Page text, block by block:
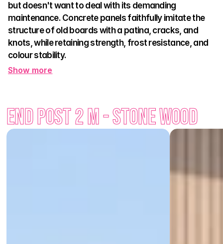
but doesn't want to deal with its demanding
maintenance. Concrete panels faithfully imitate the
structure of old boards with a patina, cracks, and
knots, while retaining strength, frost resistance, and
colour stability.
The decoration reminiscent of old wooden fences creates a
and length of the fencing can be easily adjusted as needed.
And maintenance? Practically none – no painting, no sanding,
just an occasional rinse with water. The Stone Wood range
Show more
End post 2 m - Stone Wood